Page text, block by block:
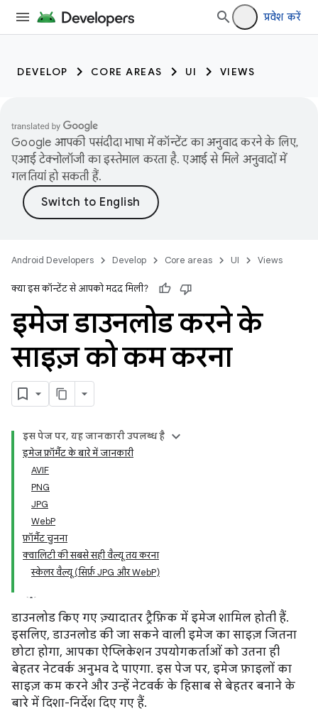
प्रवेश करें
DEVELOP CORE AREAS UI VIEWS
Google आपकी पसंदीदा भाषा में कॉन्टेंट का अनुवाद करने के लिए,
एआई टेक्नोलॉजी का इस्तेमाल करता है. एआई से मिले अनुवादों में
गलतियां हो सकती हैं.
Android Developers Develop Core areas UI Views
क्या इस कॉन्टेंट से आपको मदद मिली?
इमेज डाउनलोड करने के
साइज़ को कम करना
इस पेज पर, यह जानकारी उपलब्ध है
इमेज फ़ॉर्मैट के बारे में जानकारी
AVIF
PNG
JPG
WebP
फ़ॉर्मैट चुनना
क्वालिटी की सबसे सही वैल्यू तय करना
स्केलर वैल्यू (सिर्फ़ JPG और WebP)
डाउनलोड किए गए ज़्यादातर ट्रैफ़िक में इमेज शामिल होती हैं.
इसलिए, डाउनलोड की जा सकने वाली इमेज का साइज़ जितना
छोटा होगा, आपका ऐप्लिकेशन उपयोगकर्ताओं को उतना ही
बेहतर नेटवर्क अनुभव दे पाएगा. इस पेज पर, इमेज फ़ाइलों का
साइज़ कम करने और उन्हें नेटवर्क के हिसाब से बेहतर बनाने के
बारे में दिशा-निर्देश दिए गए हैं.